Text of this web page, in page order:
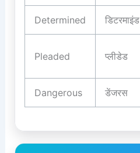
Determined डिटरमाइंड
Pleaded प्लीडेड
Dangerous डेंजरस